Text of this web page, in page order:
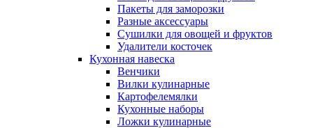
Пакеты для заморозки
Разные аксессуары
Сушилки для овощей и фруктов
Удалители косточек
Кухонная навеска
Венчики
Вилки кулинарные
Картофелемялки
Кухонные наборы
Ложки кулинарные